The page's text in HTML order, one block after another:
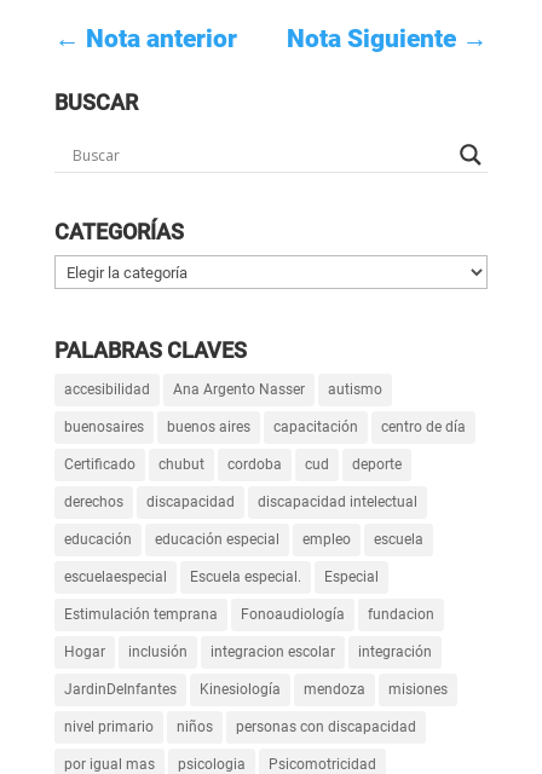
← Nota anterior Nota Siguiente →
BUSCAR
CATEGORÍAS
Categorías
PALABRAS CLAVES
accesibilidad Ana Argento Nasser autismo
buenosaires buenos aires capacitación centro de día
Certificado chubut cordoba cud deporte
derechos discapacidad discapacidad intelectual
educación educación especial empleo escuela
escuelaespecial Escuela especial. Especial
Estimulación temprana Fonoaudiología fundacion
Hogar inclusión integracion escolar integración
JardinDeInfantes Kinesiología mendoza misiones
nivel primario niños personas con discapacidad
por igual mas psicologia Psicomotricidad